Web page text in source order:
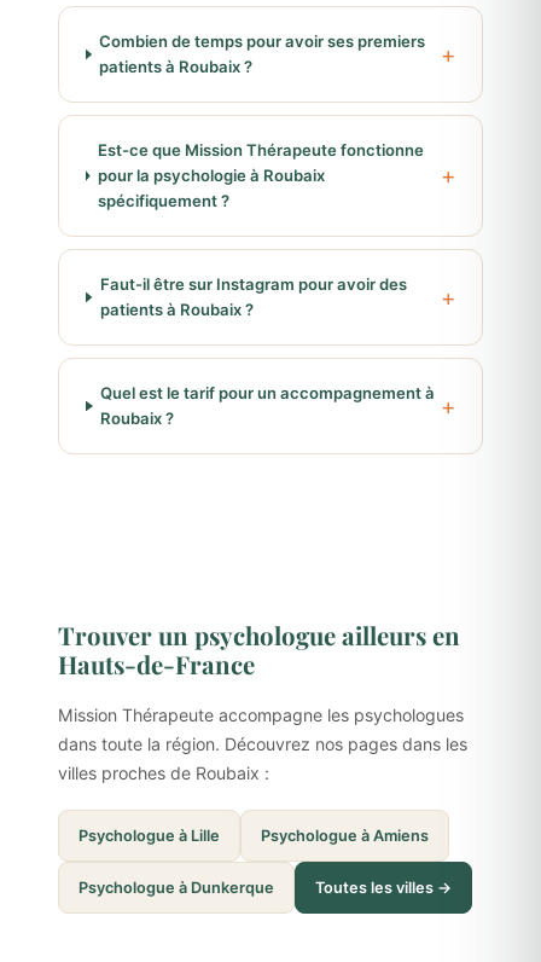
Combien de temps pour avoir ses premiers
patients à Roubaix ?
Est-ce que Mission Thérapeute fonctionne
pour la psychologie à Roubaix
spécifiquement ?
Faut-il être sur Instagram pour avoir des
patients à Roubaix ?
Quel est le tarif pour un accompagnement à
Roubaix ?
Trouver un psychologue ailleurs en
Hauts-de-France
Mission Thérapeute accompagne les psychologues
dans toute la région. Découvrez nos pages dans les
villes proches de Roubaix :
Psychologue à Lille Psychologue à Amiens
Psychologue à Dunkerque Toutes les villes →